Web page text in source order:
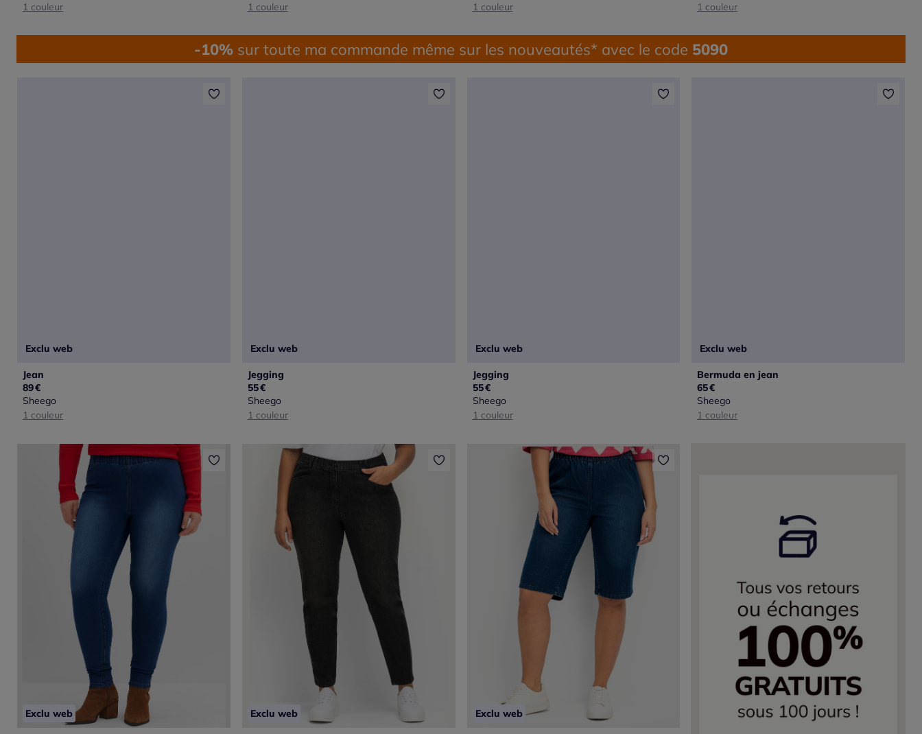
1 couleur
1 couleur
1 couleur
1 couleur
-10% sur toute ma commande même sur les nouveautés* avec le code 5090
Exclu web
Jean
89€
Sheego
1 couleur
Exclu web
Jegging
55€
Sheego
1 couleur
Exclu web
Jegging
55€
Sheego
1 couleur
Exclu web
Bermuda en jean
65€
Sheego
1 couleur
Exclu web Exclu web Exclu web